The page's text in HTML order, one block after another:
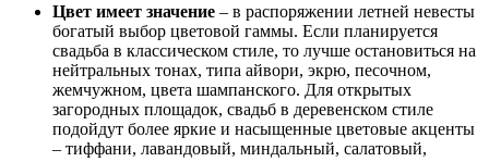
Цвет имеет значение – в распоряжении летней невесты
богатый выбор цветовой гаммы. Если планируется
свадьба в классическом стиле, то лучше остановиться на
нейтральных тонах, типа айвори, экрю, песочном,
жемчужном, цвета шампанского. Для открытых
загородных площадок, свадьб в деревенском стиле
подойдут более яркие и насыщенные цветовые акценты
– тиффани, лавандовый, миндальный, салатовый,